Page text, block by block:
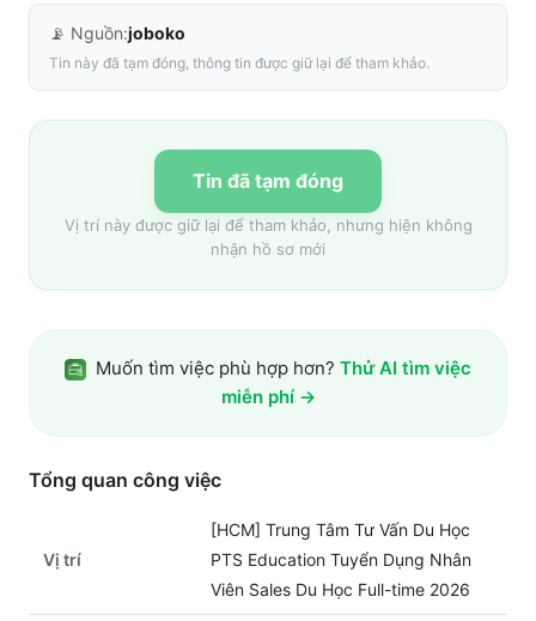
📡 Nguồn:joboko
Tin này đã tạm đóng, thông tin được giữ lại để tham khảo.
Tin đã tạm đóng
Vị trí này được giữ lại để tham khảo, nhưng hiện không
nhận hồ sơ mới
Muốn tìm việc phù hợp hơn? Thử AI tìm việc
miễn phí →
Tổng quan công việc
Vị trí
[HCM] Trung Tâm Tư Vấn Du Học
PTS Education Tuyển Dụng Nhân
Viên Sales Du Học Full-time 2026